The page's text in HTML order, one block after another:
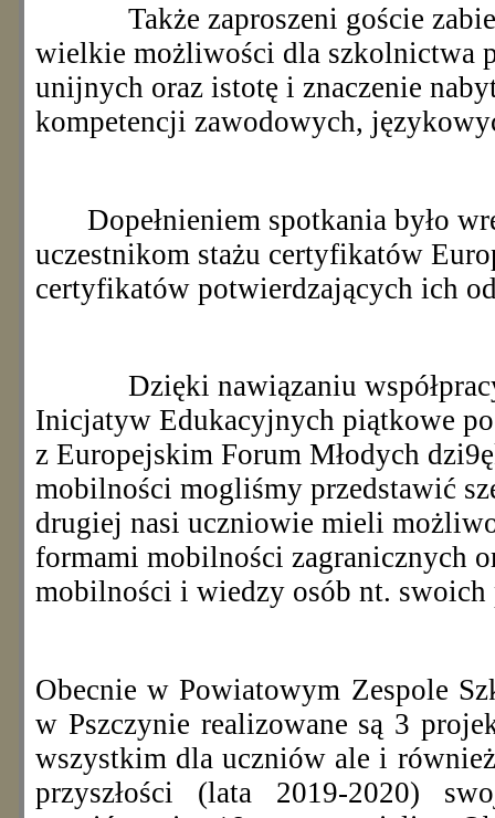
Także zaproszeni goście
wielkie możliwości dla szkolnictwa
unijnych oraz istotę i znaczenie
kompetencji zawodowych,
Dopełnieniem spotkania było
uczestnikom stażu certyfikatów
certyfikatów potwierdzających ich
Dzięki nawiązaniu
Inicjatyw Edukacyjnych piątkowe
z Europejskim Forum Młodych
mobilności mogliśmy przedstawić
drugiej nasi uczniowie mieli
formami mobilności zagranicznych
mobilności i wiedzy osób nt.
Obecnie w Powiatowym Zespole
w Pszczynie realizowane są 3
wszystkim dla uczniów ale i
przyszłości (lata 2019-2020)